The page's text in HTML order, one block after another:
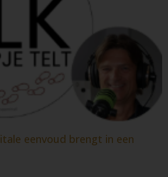
eenvoud brengt in een